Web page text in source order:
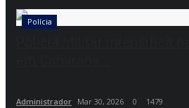
Polícia
Administrador Mar 30, 2026 0 1479